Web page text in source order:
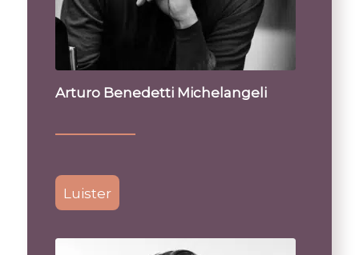
Arturo Benedetti Michelangeli
Luister